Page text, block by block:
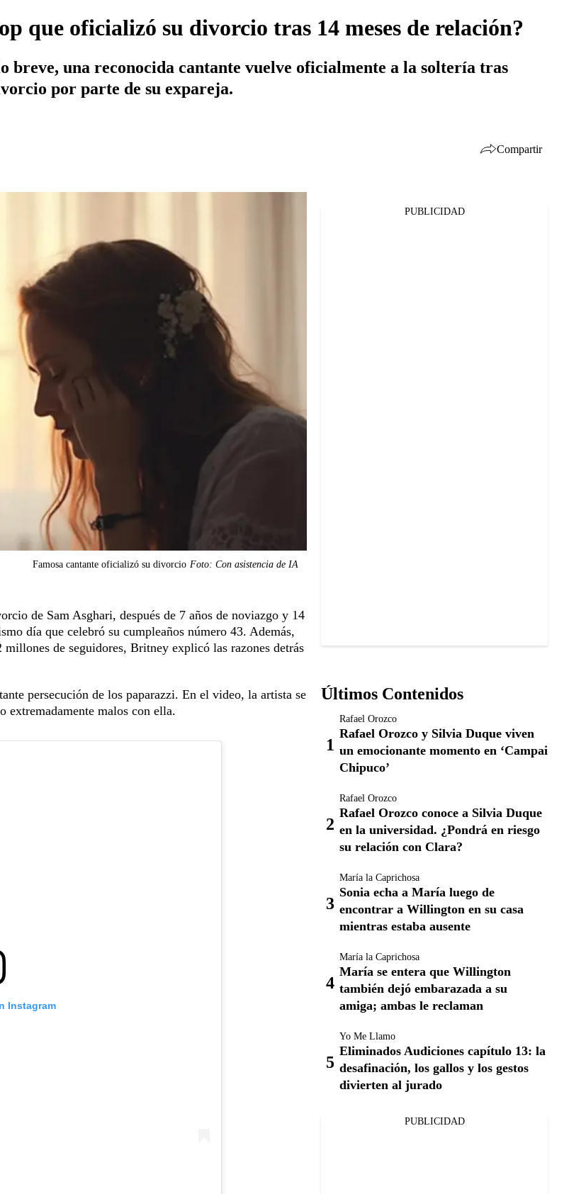
que oficializó su divorcio tras 14 meses de relación?
breve, una reconocida cantante vuelve oficialmente a la soltería tras
por parte de su expareja.
Compartir
Famosa cantante oficializó su divorcio Foto: Con asistencia de IA
de Sam Asghari, después de 7 años de noviazgo y 14
día que celebró su cumpleaños número 43. Además,
de seguidores, Britney explicó las razones detrás
persecución de los paparazzi. En el video, la artista se
extremadamente malos con ella.
Instagram
PUBLICIDAD
Últimos Contenidos
Rafael Orozco
Rafael Orozco y Silvia Duque viven
un emocionante momento en ‘Campai
Chipuco’
Rafael Orozco
Rafael Orozco conoce a Silvia Duque
en la universidad. ¿Pondrá en riesgo
su relación con Clara?
María la Caprichosa
Sonia echa a María luego de
encontrar a Willington en su casa
mientras estaba ausente
María la Caprichosa
María se entera que Willington
también dejó embarazada a su
amiga; ambas le reclaman
Yo Me Llamo
Eliminados Audiciones capítulo 13: la
desafinación, los gallos y los gestos
divierten al jurado
PUBLICIDAD